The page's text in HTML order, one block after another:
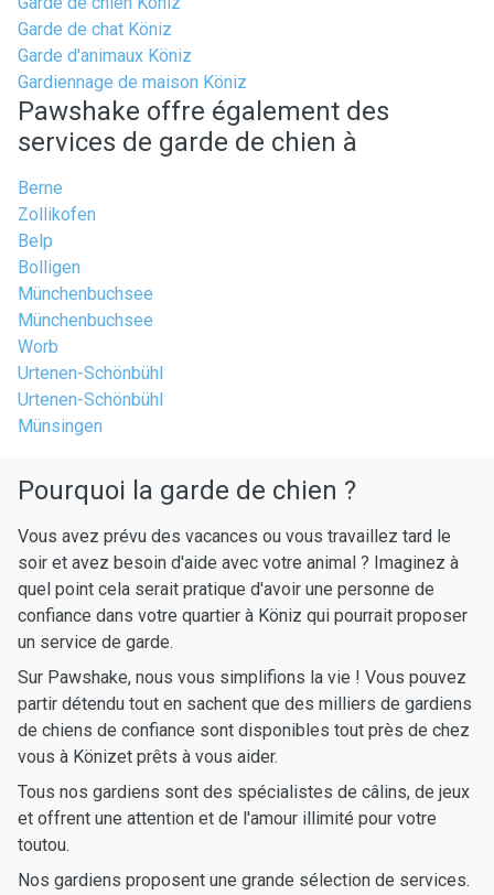
Garde de chat Köniz
Garde d'animaux Köniz
Gardiennage de maison Köniz
Pawshake offre également des
services de garde de chien à
Berne
Zollikofen
Belp
Bolligen
Münchenbuchsee
Münchenbuchsee
Worb
Urtenen-Schönbühl
Urtenen-Schönbühl
Münsingen
Pourquoi la garde de chien ?
Vous avez prévu des vacances ou vous travaillez tard le
soir et avez besoin d'aide avec votre animal ? Imaginez à
quel point cela serait pratique d'avoir une personne de
confiance dans votre quartier à Köniz qui pourrait proposer
un service de garde.
Sur Pawshake, nous vous simplifions la vie ! Vous pouvez
partir détendu tout en sachent que des milliers de gardiens
de chiens de confiance sont disponibles tout près de chez
vous à Könizet prêts à vous aider.
Tous nos gardiens sont des spécialistes de câlins, de jeux
et offrent une attention et de l'amour illimité pour votre
toutou.
Nos gardiens proposent une grande sélection de services.